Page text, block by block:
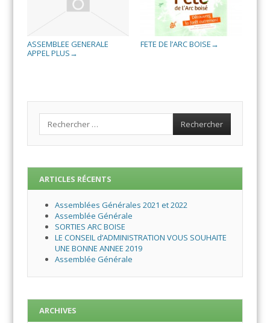
ASSEMBLEE GENERALE
APPEL PLUS →
FETE DE l’ARC BOISE →
Search
ARTICLES RÉCENTS
Assemblées Générales 2021 et 2022
Assemblée Générale
SORTIES ARC BOISE
LE CONSEIL d’ADMINISTRATION VOUS SOUHAITE
UNE BONNE ANNEE 2019
Assemblée Générale
ARCHIVES